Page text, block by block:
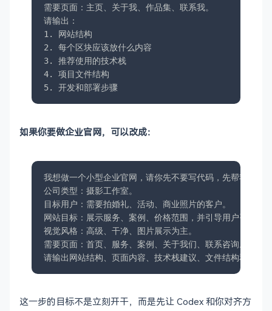
需要页面：主页、关于我、作品集、联系我。
请输出：
1. 网站结构
2. 每个区块应该放什么内容
3. 推荐使用的技术栈
4. 项目文件结构
5. 开发和部署步骤
如果你要做企业官网，可以改成：
我想做一个小型企业官网，请你先不要写代码，先帮我规划
公司类型：摄影工作室。
目标用户：需要拍婚礼、活动、商业照片的客户。
网站目标：展示服务、案例、价格范围，并引导用户咨询。
视觉风格：高级、干净、图片展示为主。
需要页面：首页、服务、案例、关于我们、联系咨询。
请输出网站结构、页面内容、技术栈建议、文件结构和部署
这一步的目标不是立刻开干，而是先让 Codex 和你对齐方